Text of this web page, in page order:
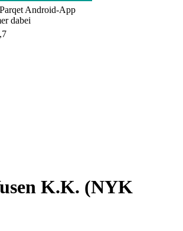
Android-App
dabei
K.K. (NYK